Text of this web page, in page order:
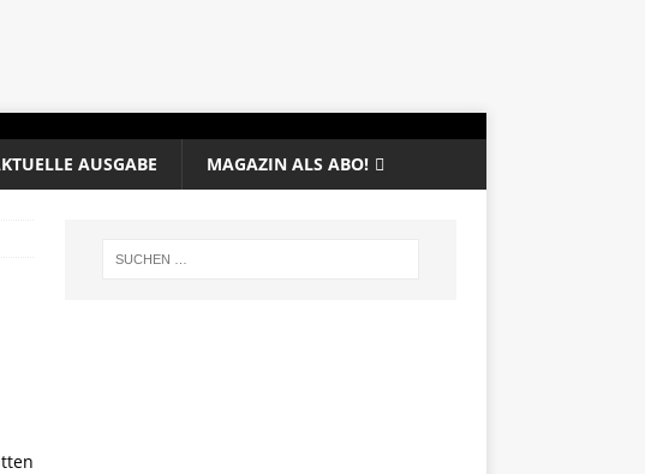
AUSGABE MAGAZIN ALS ABO!